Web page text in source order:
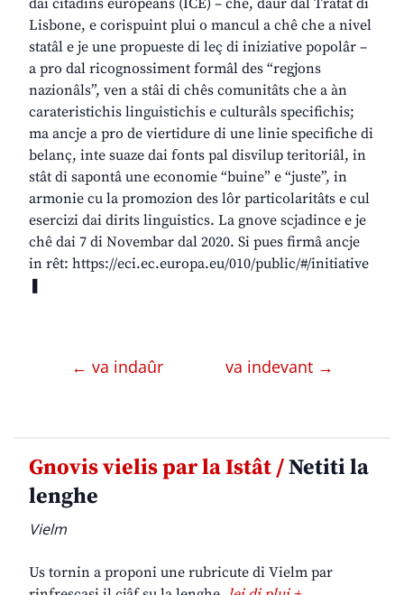
dai citadins europeans (ICE) – che, daûr dal Tratât di
Lisbone, e corispuint plui o mancul a chê che a nivel
statâl e je une propueste di leç di iniziative popolâr –
a pro dal ricognossiment formâl des “regjons
nazionâls”, ven a stâi di chês comunitâts che a àn
carateristichis linguistichis e culturâls specifichis;
ma ancje a pro de viertidure di une linie specifiche di
belanç, inte suaze dai fonts pal disvilup teritoriâl, in
stât di sapontâ une economie “buine” e “juste”, in
armonie cu la promozion des lôr particolaritâts e cul
esercizi dai dirits linguistics. La gnove scjadince e je
chê dai 7 di Novembar dal 2020. Si pues firmâ ancje
in rêt: https://eci.ec.europa.eu/010/public/#/initiative
← va indaûr va indevant →
Gnovis vielis par la Istât /Netiti la
lenghe
Vielm
Us tornin a proponi une rubricute di Vielm par